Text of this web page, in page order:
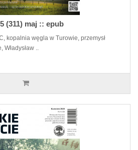
(311) maj :: epub
kopalnia węgla w Turowie, przemysł
..